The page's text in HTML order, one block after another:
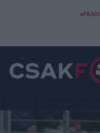
#FRADI